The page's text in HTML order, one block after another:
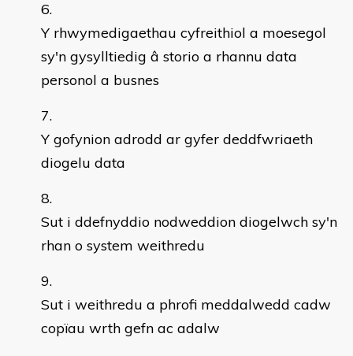
Y rhwymedigaethau cyfreithiol a moesegol
sy'n gysylltiedig â storio a rhannu data
personol a busnes
Y gofynion adrodd ar gyfer deddfwriaeth
diogelu data
Sut i ddefnyddio nodweddion diogelwch sy'n
rhan o system weithredu
Sut i weithredu a phrofi meddalwedd cadw
copïau wrth gefn ac adalw